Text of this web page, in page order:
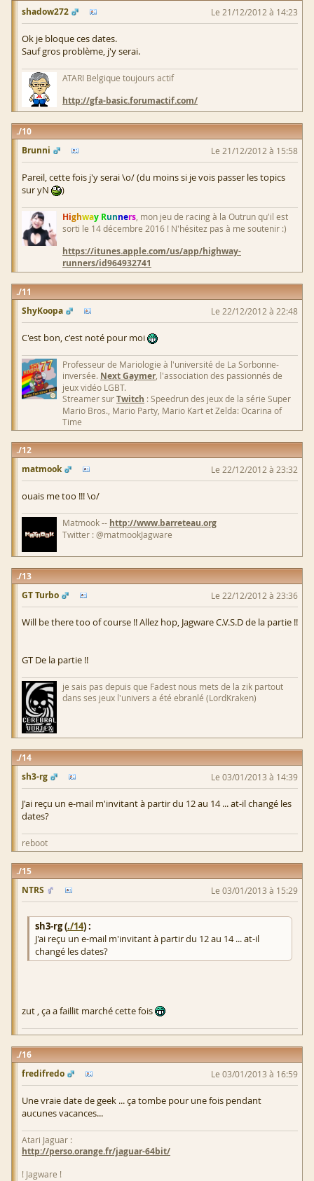
shadow272
Le 21/12/2012 à 14:23
Ok je bloque ces dates.
Sauf gros problème, j'y serai.
ATARI Belgique toujours actif
http://gfa-basic.forumactif.com/
10
Brunni
Le 21/12/2012 à 15:58
Pareil, cette fois j'y serai \o/ (du moins si je vois passer les topics
sur yN
)
Highway Runners , mon jeu de racing à la Outrun qu'il est
sorti le 14 décembre 2016 ! N'hésitez pas à me soutenir :)
https://itunes.apple.com/us/app/highway-
runners/id964932741
11
ShyKoopa
Le 22/12/2012 à 22:48
C'est bon, c'est noté pour moi
Professeur de Mariologie à l'université de La Sorbonne-
inversée. Next Gaymer , l'association des passionnés de
jeux vidéo LGBT.
Streamer surTwitch : Speedrun des jeux de la série Super
Mario Bros., Mario Party, Mario Kart et Zelda: Ocarina of
Time
12
matmook
Le 22/12/2012 à 23:32
ouais me too !!! \o/
Matmook -- http://www.barreteau.org
Twitter : @matmookJagware
13
GT Turbo
Le 22/12/2012 à 23:36
Will be there too of course !! Allez hop, Jagware C.V.S.D de la partie !!
GT De la partie !!
je sais pas depuis que Fadest nous mets de la zik partout
dans ses jeux l'univers a été ebranlé (LordKraken)
14
sh3-rg
Le 03/01/2013 à 14:39
J'ai reçu un e-mail m'invitant à partir du 12 au 14 ... at-il changé les
dates?
reboot
15
NTRS
Le 03/01/2013 à 15:29
sh3-rg (./14) :
J'ai reçu un e-mail m'invitant à partir du 12 au 14 ... at-il
changé les dates?
zut , ça a faillit marché cette fois
16
fredifredo
Le 03/01/2013 à 16:59
Une vraie date de geek ... ça tombe pour une fois pendant
aucunes vacances...
Atari Jaguar :
http://perso.orange.fr/jaguar-64bit/
! Jagware !